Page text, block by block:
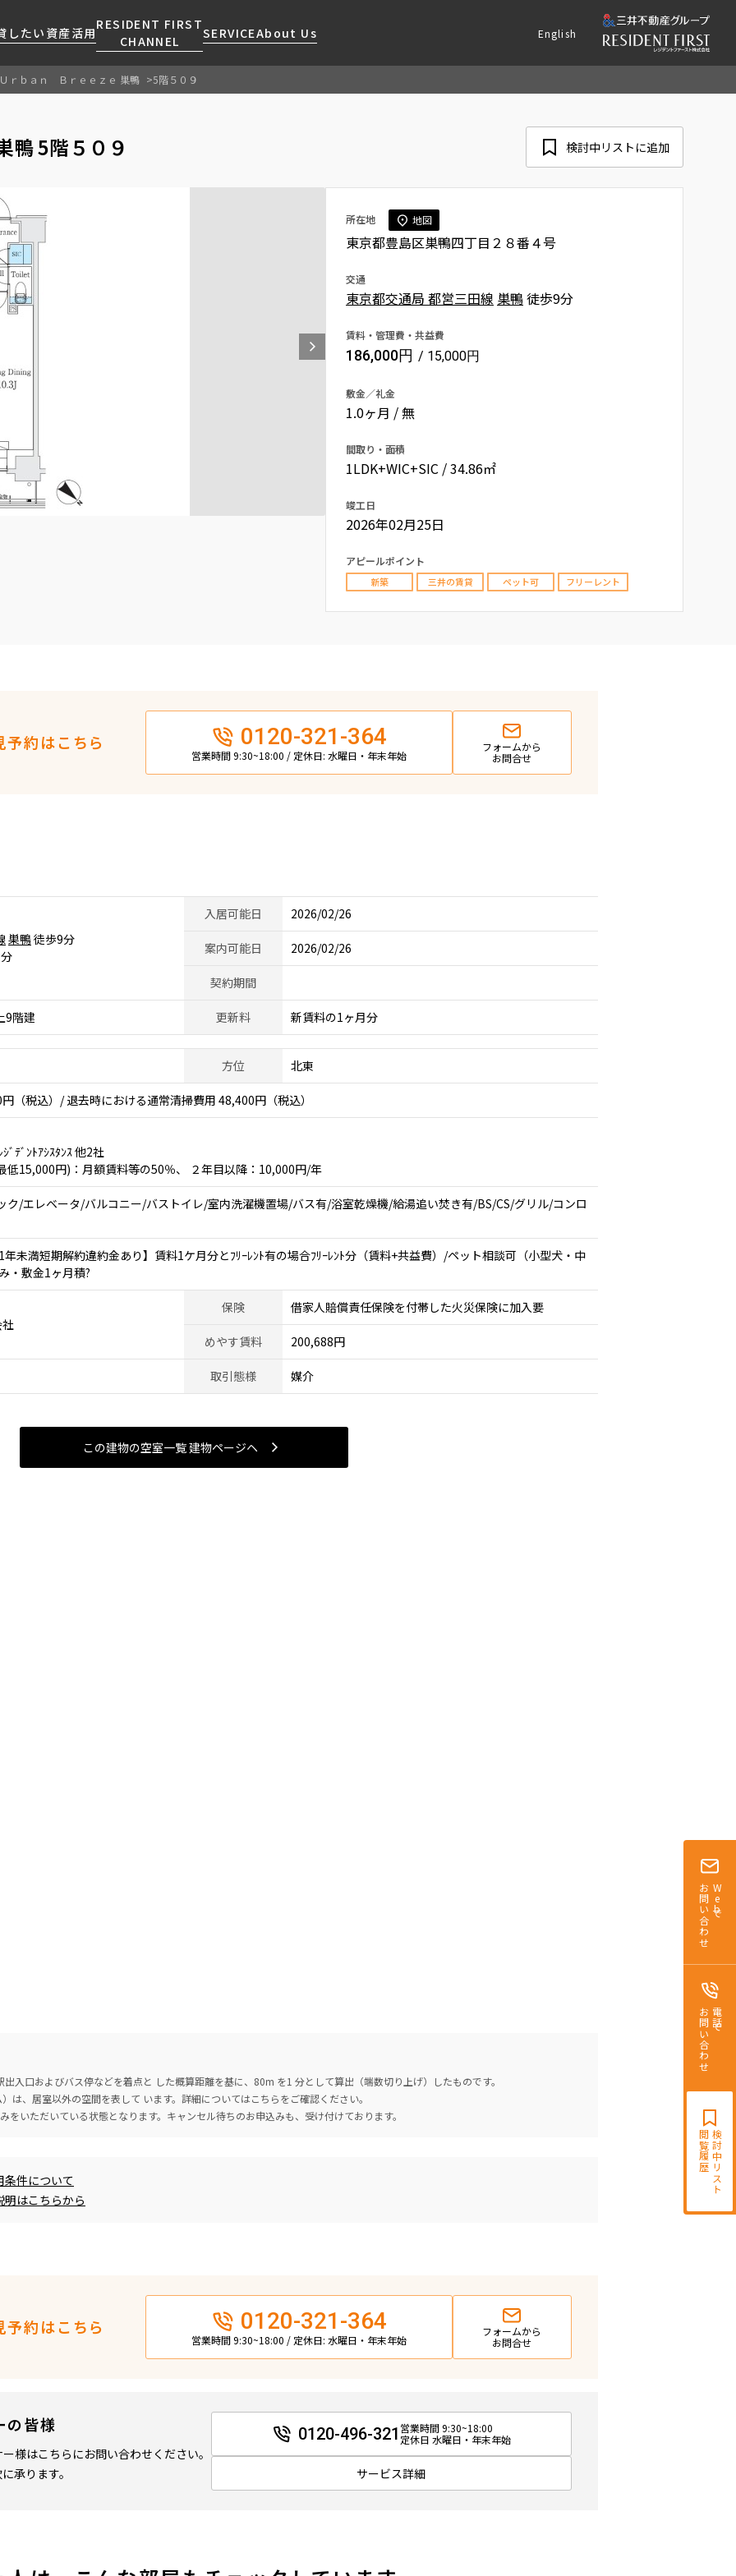
したい 資産活用
RESIDENT FIRST
CHANNEL
SERVICEAbout Us
会社情報
採用情報
ニュースリリース
人気エリアから探す
駅・沿線から探す
地図から探す
当社限定(港区・渋谷区以外)
お問い合わせ
お問い合わせ
マンションレポート
住まいのコラム
RESIDENT FIRST
会員ページ
English
Webで
お問い合わせ
電話で
お問い合わせ
検討中リスト
閲覧履歴
Ｕｒｂａｎ Ｂｒｅｅｚｅ 巣鴨 5階５０９
5階５０９ 検討中リストに追加
所在地 地図
東京都豊島区巣鴨四丁目２８番４号
交通
東京都交通局 都営三田線 巣鴨徒歩9分
賃料・管理費・共益費
186,000円 / 15,000円
敷金／礼金
1.0ヶ月 / 無
間取り・面積
1LDK+WIC+SIC / 34.86㎡
竣工日
2026年02月25日
アピールポイント
新築 三井の賃貸 ペット可 フリーレント
約はこちら 0120-321-364
営業時間 9:30~18:00 / 定休日: 水曜日・年末年始
フォームから
お問合せ
巣鴨徒歩9分
入居可能日 2026/02/26
案内可能日 2026/02/26
契約期間
9階建 更新料 新賃料の1ヶ月分
方位 北東
（税込）/ 退去時における通常清掃費用 48,400円（税込）
ﾞﾃﾞﾝﾄｱｼｽﾀﾝｽ 他2社
低15,000円)：月額賃料等の50％、 ２年目以降：10,000円/年
ク/エレベータ/バルコニー/バストイレ/室内洗濯機置場/バス有/浴室乾燥機/給湯追い焚き有/BS/CS/グリル/コンロ
未満短期解約違約金あり】賃料1ケ月分とﾌﾘｰﾚﾝﾄ有の場合ﾌﾘｰﾚﾝﾄ分（賃料+共益費）/ペット相談可（小型犬・中
・敷金1ヶ月積?
保険 借家人賠償責任保険を付帯した火災保険に加入要
めやす賃料 200,688円
取引態様 媒介
この建物の空室一覧 建物ページヘ
入口およびバス停などを着点と した概算距離を基に、80m を1 分として算出（端数切り上げ）したものです。
は、居室以外の空間を表して います。詳細についてはこちらをご確認ください。
をいただいている状態となります。キャンセル待ちのお申込みも、受け付けております。
件について
はこちらから
約はこちら 0120-321-364
営業時間 9:30~18:00 / 定休日: 水曜日・年末年始
フォームから
お問合せ
の皆様
様はこちらにお問い合わせください。
承ります。
0120-496-321 営業時間 9:30~18:00
定休日 水曜日・年末年始
サービス詳細